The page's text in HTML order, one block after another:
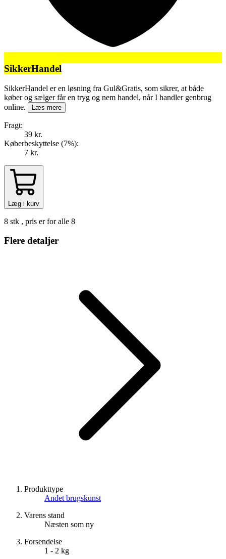
SikkerHandel
SikkerHandel er en løsning fra Gul&Gratis, som sikrer, at både
køber og sælger får en tryg og nem handel, når I handler genbrug
online.
Læs mere
Fragt:
39 kr.
Køberbeskyttelse (7%):
7 kr.
Læg i kurv
8 stk , pris er for alle 8
Flere detaljer
Produkttype
Andet brugskunst
Varens stand
Næsten som ny
Forsendelse
1 - 2 kg